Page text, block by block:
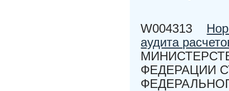
W004313
аудита
ФЕДЕРАЦИИ